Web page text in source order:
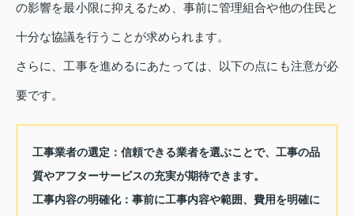
の影響を最小限に抑えるため、事前に管理組合や他の住民と
十分な協議を行うことが求められます。
さらに、工事を進めるにあたっては、以下の点にも注意が必
要です。
工事業者の選定： 信頼できる業者を選ぶことで、工事の品
質やアフターサービスの充実が期待できます。
工事内容の明確化： 事前に工事内容や範囲、費用を明確に